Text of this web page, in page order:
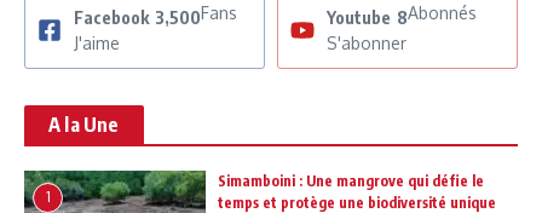
Facebook 3,500Fans
J'aime
Youtube 8Abonnés
S'abonner
A la Une
1
Simamboini : Une mangrove qui défie le
temps et protège une biodiversité unique